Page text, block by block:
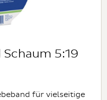
5:19
für vielseitige